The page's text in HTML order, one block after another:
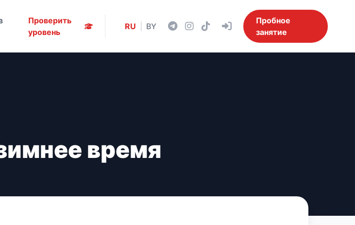
Проверить
уровень
RU BY
Пробное
занятие
время